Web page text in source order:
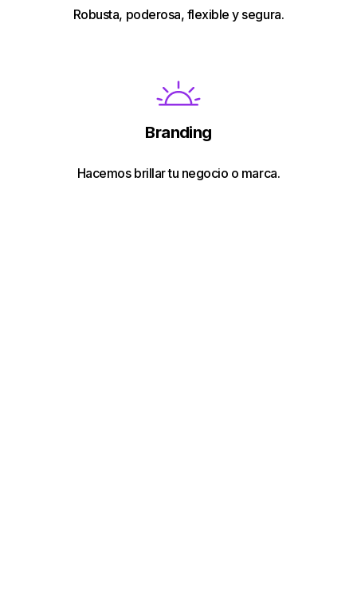
Robusta, poderosa, flexible y segura.
Branding
Hacemos brillar tu negocio o marca.